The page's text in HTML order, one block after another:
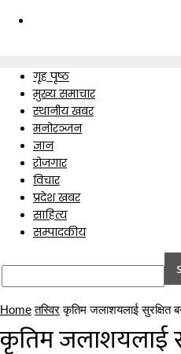
गृह पृष्ठ
मुख्य समाचार
स्थानीय खबर
मनोरञ्जन
ज्ञान
रोजगार
विचार
प्रदेश खबर
साहित्य
सम्पादकीय
Home तस्विर कृतिम जलाशयलाई सुरक्षित
कृतिम जलाशयलाई